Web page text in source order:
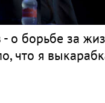
о борьбе за
что я